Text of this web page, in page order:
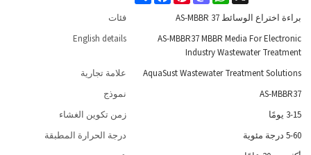
فئات
براءة اختراع الوسائط AS-MBBR 37
English details
AS-MBBR37 MBBR Media For Electronic
Industry Wastewater Treatment
علامة تجارية
AquaSust Wastewater Treatment Solutions
نموذج
AS-MBBR37
زمن تكوين الغشاء
3-15 يومًا
درجة الحرارة المطبقة
5-60 درجة مئوية